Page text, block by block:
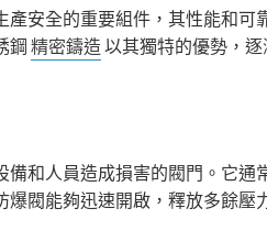
安全的重要組件，其性能和可
鋼精密鑄造以其獨特的優勢，
和人員造成損害的閥門。它通
閥能夠迅速開啟，釋放多餘壓